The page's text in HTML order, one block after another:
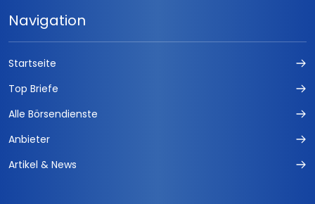
Navigation
Startseite
Top Briefe
Alle Börsendienste
Anbieter
Artikel & News